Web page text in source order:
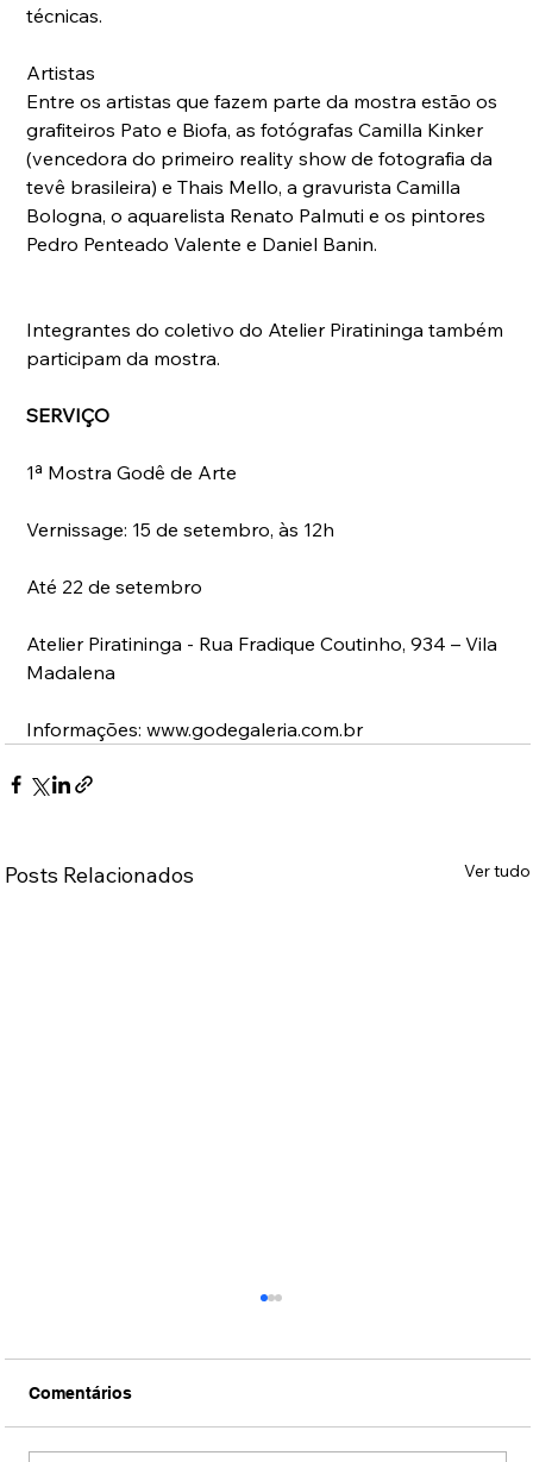
técnicas.
Artistas
Entre os artistas que fazem parte da mostra estão os
grafiteiros Pato e Biofa, as fotógrafas Camilla Kinker
(vencedora do primeiro reality show de fotografia da
tevê brasileira) e Thais Mello, a gravurista Camilla
Bologna, o aquarelista Renato Palmuti e os pintores
Pedro Penteado Valente e Daniel Banin.
Integrantes do coletivo do Atelier Piratininga também
participam da mostra.
SERVIÇO
1ª Mostra Godê de Arte
Vernissage: 15 de setembro, às 12h
Até 22 de setembro
Atelier Piratininga - Rua Fradique Coutinho, 934 – Vila
Madalena
Informações: www.godegaleria.com.br
Posts Relacionados Ver tudo
Comentários